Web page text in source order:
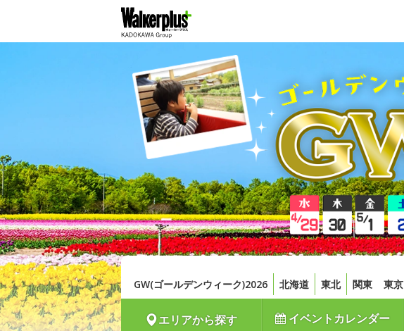
GW(ゴールデンウィーク)2026 北海道 東北 関東 東京
エリアから探す イベントカレンダー